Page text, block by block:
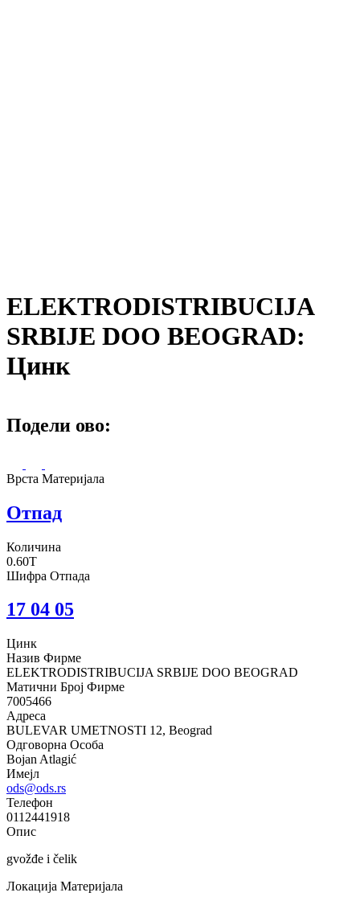
ELEKTRODISTRIBUCIJA
SRBIJE DOO BEOGRAD:
Цинк
Подели ово:
Врста Материјала
Отпад
Количина
0.60T
Шифра Отпада
17 04 05
Цинк
Назив Фирме
ELEKTRODISTRIBUCIJA SRBIJE DOO BEOGRAD
Матични Број Фирме
7005466
Адреса
BULEVAR UMETNOSTI 12, Beograd
Одговорна Особа
Bojan Atlagić
Имејл
ods@ods.rs
Телефон
0112441918
Опис
gvožđe i čelik
Локација Материјала